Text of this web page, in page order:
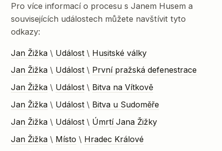
Pro více informací o procesu s Janem Husem a
souvisejících událostech můžete navštívit tyto
odkazy:
Jan Žižka \ Událost \ Husitské války
Jan Žižka \ Událost \ První pražská defenestrace
Jan Žižka \ Událost \ Bitva na Vítkově
Jan Žižka \ Událost \ Bitva u Sudoměře
Jan Žižka \ Událost \ Úmrtí Jana Žižky
Jan Žižka \ Místo \ Hradec Králové